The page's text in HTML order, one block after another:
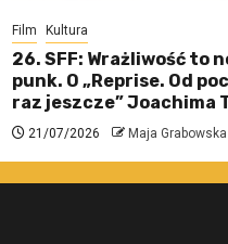
Film Kultura
26. SFF: Wrażliwość to
punk. O „Reprise. Od
raz jeszcze” Joachima
21/07/2026 Maja Grabowska